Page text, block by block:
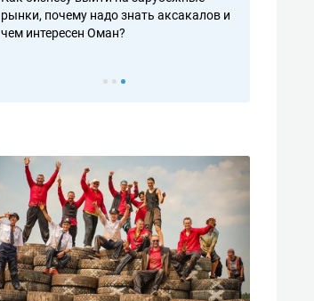
рынки, почему надо знать аксакалов и
чем интересен Оман?